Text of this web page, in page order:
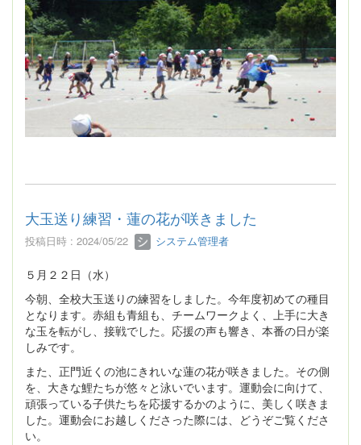
大玉送り練習・蓮の花が咲きました
投稿日時 : 2024/05/22 システム管理者
５月２２日（水）
今朝、全校大玉送りの練習をしました。今年度初めての種目
となります。赤組も青組も、チームワークよく、上手に大き
な玉を転がし、接戦でした。応援の声も響き、本番の日が楽
しみです。
また、正門近くの池にきれいな蓮の花が咲きました。その側
を、大きな鯉たちが悠々と泳いでいます。運動会に向けて、
頑張っている子供たちを応援するかのように、美しく咲きま
した。運動会にお越しくださった際には、どうぞご覧くださ
い。